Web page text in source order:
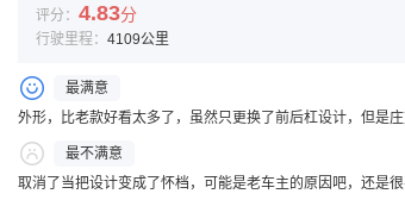
评分： 4.83分
行驶里程： 4109公里
最满意
外形，比老款好看太多了，虽然只更换了前后杠设计，但是
最不满意
取消了当把设计变成了怀档，可能是老车主的原因吧，还是